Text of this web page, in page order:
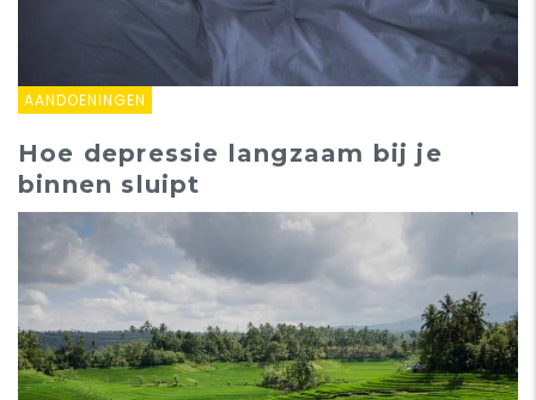
AANDOENINGEN
Hoe depressie langzaam bij je
binnen sluipt